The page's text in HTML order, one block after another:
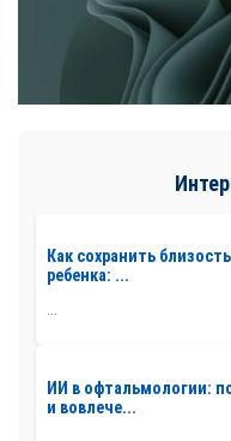
Как сохранить
ребенка: ...
...
ИИ в офтальмологии:
и вовлече...